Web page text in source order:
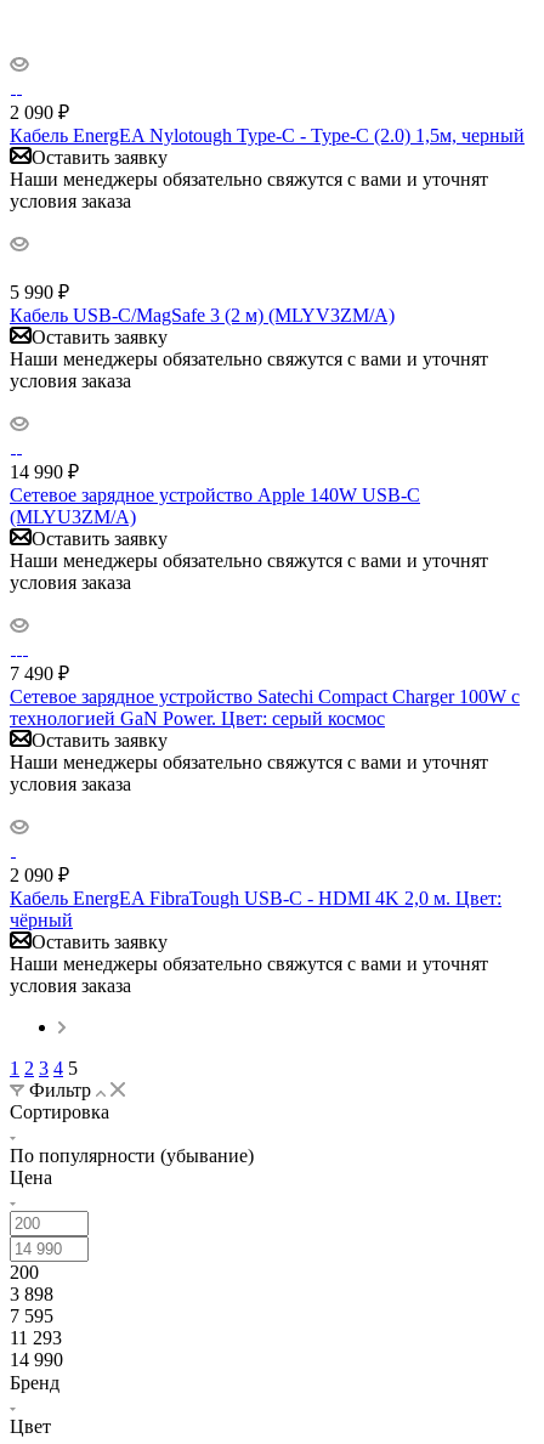
2 090 ₽
Кабель EnergEA Nylotough Type-C - Type-C (2.0) 1,5м, черный
Оставить заявку
Наши менеджеры обязательно свяжутся с вами и уточнят
условия заказа
5 990 ₽
Кабель USB‑C/MagSafe 3 (2 м) (MLYV3ZM/A)
Оставить заявку
Наши менеджеры обязательно свяжутся с вами и уточнят
условия заказа
14 990 ₽
Сетевое зарядное устройство Apple 140W USB-C
(MLYU3ZM/A)
Оставить заявку
Наши менеджеры обязательно свяжутся с вами и уточнят
условия заказа
7 490 ₽
Сетевое зарядное устройство Satechi Compact Charger 100W с
технологией GaN Power. Цвет: серый космос
Оставить заявку
Наши менеджеры обязательно свяжутся с вами и уточнят
условия заказа
2 090 ₽
Кабель EnergEA FibraTough USB-C - HDMI 4K 2,0 м. Цвет:
чёрный
Оставить заявку
Наши менеджеры обязательно свяжутся с вами и уточнят
условия заказа
1 2 3 4 5
Фильтр
Сортировка
По популярности (убывание)
Цена
200
3 898
7 595
11 293
14 990
Бренд
Цвет